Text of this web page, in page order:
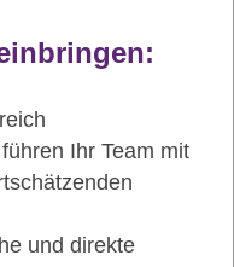
Ihr Team mit
und direkte